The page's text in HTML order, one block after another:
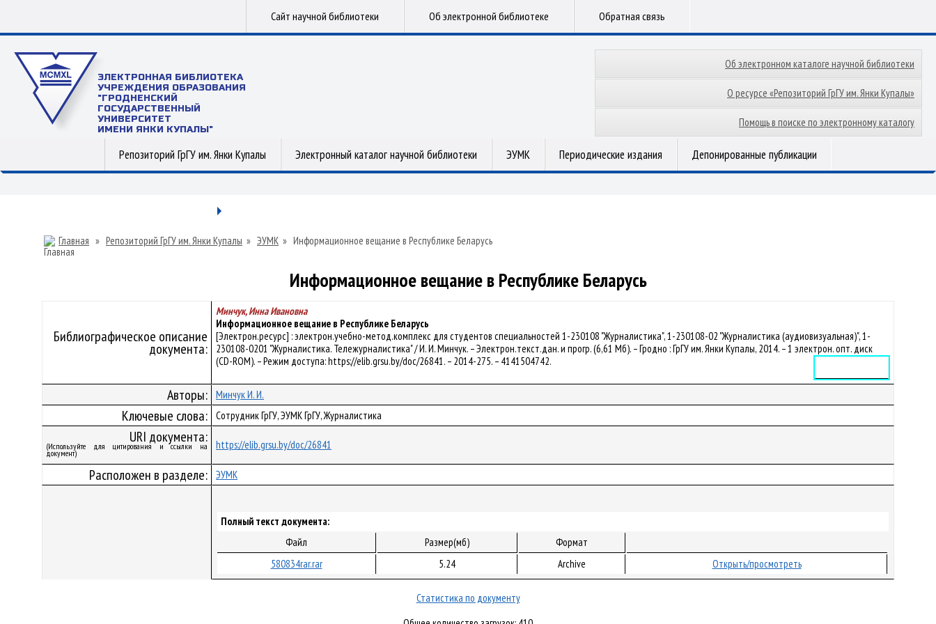
Сайт научной библиотеки Об электронной библиотеке Обратная связь
ЭЛЕКТРОННАЯ БИБЛИОТЕКА
УЧРЕЖДЕНИЯ ОБРАЗОВАНИЯ
"ГРОДНЕНСКИЙ
ГОСУДАРСТВЕННЫЙ
УНИВЕРСИТЕТ
ИМЕНИ ЯНКИ КУПАЛЫ"
Об электронном каталоге научной библиотеки
О ресурсе «Репозиторий ГрГУ им. Янки Купалы»
Помощь в поиске по электронному каталогу
Репозиторий ГрГУ им. Янки Купалы Электронный каталог научной библиотеки ЭУМК Периодические издания Депонированные публикации
Главная » Репозиторий ГрГУ им. Янки Купалы » ЭУМК » Информационное вещание в Республике Беларусь
Информационное вещание в Республике Беларусь
Библиографическое описание
документа:
Минчук, Инна Ивановна
Информационное вещание в Республике Беларусь
[Электрон.ресурс] : электрон.учебно-метод.комплекс для студентов специальностей 1-230108 "Журналистика", 1-230108-02 "Журналистика (аудиовизуальная)", 1-
230108-0201 "Журналистика. Тележурналистика" / И. И. Минчук. – Электрон.текст.дан. и прогр. (6,61 Мб). – Гродно : ГрГУ им. Янки Купалы, 2014. – 1 электрон. опт. диск
(CD-ROM). – Режим доступа: https://elib.grsu.by/doc/26841. – 2014-275. – 4141504742.
Авторы: Минчук И. И.
Ключевые слова: Сотрудник ГрГУ, ЭУМК ГрГУ, Журналистика
URI документа:
(Используйте для цитирования и ссылки на
документ)
https://elib.grsu.by/doc/26841
Расположен в разделе: ЭУМК
Полный текст документа:
Файл
Размер(мб)
Формат
580834rar.rar
5.24 Archive Открыть/просмотреть
Статистика по документу